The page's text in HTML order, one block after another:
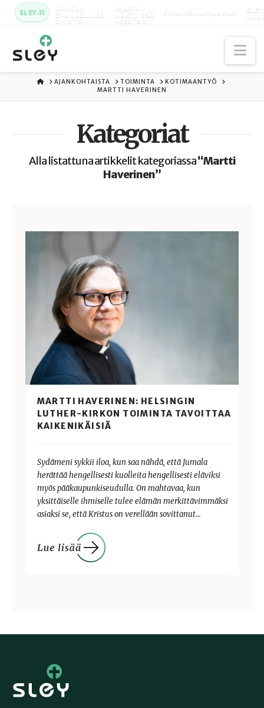
SLEY.FI KARKUN
EVANKELINEN
OPISTO
MAATA
NÄKYVISSÄ
-FESTARIT
EVANKELIUMIJUHLA
ETUSIVU
AJANKOHTAISTA TOIMINTA
KOTIMAANTYÖ
MARTTI HAVERINEN
Kategoriat
Alla listattuna artikkelit kategoriassa“Martti
Haverinen”
MARTTI HAVERINEN: HELSINGIN
LUTHER-KIRKON TOIMINTA TAVOITTAA
KAIKENIKÄISIÄ
Sydämeni sykkii iloa, kun saa nähdä, että Jumala
herättää hengellisesti kuolleita hengellisesti eläviksi
myös pääkaupunkiseudulla. On mahtavaa, kun
yksittäiselle ihmiselle tulee elämän merkittävimmäksi
asiaksi se, että Kristus on verellään sovittanut…